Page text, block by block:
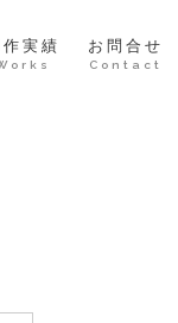
作実績 お問合せ
Contact